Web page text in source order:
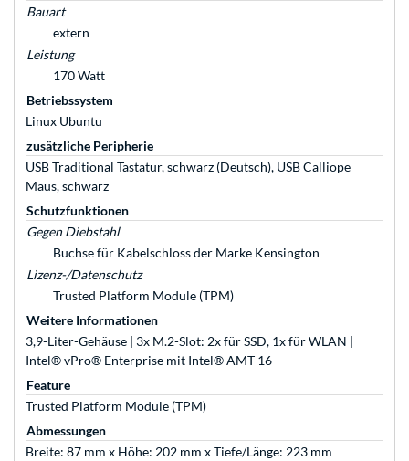
Bauart
extern
Leistung
170 Watt
Betriebssystem
Linux Ubuntu
zusätzliche Peripherie
USB Traditional Tastatur, schwarz (Deutsch), USB Calliope
Maus, schwarz
Schutzfunktionen
Gegen Diebstahl
Buchse für Kabelschloss der Marke Kensington
Lizenz-/Datenschutz
Trusted Platform Module (TPM)
Weitere Informationen
3,9-Liter-Gehäuse | 3x M.2-Slot: 2x für SSD, 1x für WLAN |
Intel® vPro® Enterprise mit Intel® AMT 16
Feature
Trusted Platform Module (TPM)
Abmessungen
Breite: 87 mm x Höhe: 202 mm x Tiefe/Länge: 223 mm